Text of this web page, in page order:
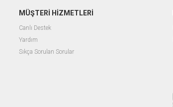
MÜŞTERİ HİZMETLERİ
Canlı Destek
Yardım
Sıkça Sorulan Sorular